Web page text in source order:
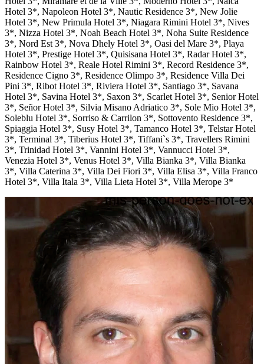
Hotel 3*, Napoleon Hotel 3*, Nautic Residence 3*, New Jolie
Hotel 3*, New Primula Hotel 3*, Niagara Rimini Hotel 3*, Nives
3*, Nizza Hotel 3*, Noah Beach Hotel 3*, Noha Suite Residence
3*, Nord Est 3*, Nova Dhely Hotel 3*, Oasi del Mare 3*, Playa
Hotel 3*, Prestige Hotel 3*, Quisisana Hotel 3*, Radar Hotel 3*,
Rainbow Hotel 3*, Reale Hotel Rimini 3*, Record Residence 3*,
Residence Cigno 3*, Residence Olimpo 3*, Residence Villa Dei
Pini 3*, Ribot Hotel 3*, Riviera Hotel 3*, Santiago 3*, Savana
Hotel 3*, Savina Hotel 3*, Saxon 3*, Scarlet Hotel 3*, Senior Hotel
3*, Señor Hotel 3*, Silvia Misano Adriatico 3*, Sole Mio Hotel 3*,
Soleblu Hotel 3*, Sorriso & Carrilon 3*, Sottovento Residence 3*,
Spiaggia Hotel 3*, Susy Hotel 3*, Tamanco Hotel 3*, Telstar Hotel
3*, Terminal 3*, Tiberius Hotel 3*, Tiffani`s 3*, Travellers Rimini
3*, Trinidad Hotel 3*, Vannini Hotel 3*, Vannucci Hotel 3*,
Venezia Hotel 3*, Venus Hotel 3*, Villa Bianka 3*, Villa Bianka
3*, Villa Caterina 3*, Villa Dei Fiori 3*, Villa Elisa 3*, Villa Franco
Hotel 3*, Villa Itala 3*, Villa Lieta Hotel 3*, Villa Merope 3*